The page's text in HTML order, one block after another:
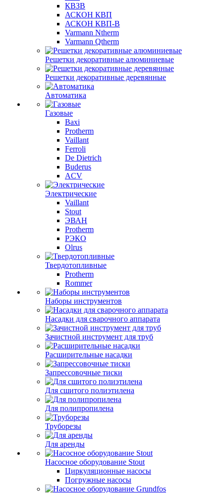
КВЗВ
АСКОН КВП
АСКОН КВП-В
Varmann Ntherm
Varmann Qtherm
Решетки декоративные алюминиевые
Решетки декоративные деревянные
Автоматика
Газовые
Baxi
Protherm
Vaillant
Ferroli
De Dietrich
Buderus
ACV
Электрические
Vaillant
Stout
ЭВАН
Protherm
РЭКО
Olrus
Твердотопливные
Protherm
Rommer
Наборы инструментов
Насадки для сварочного аппарата
Зачистной инструмент для труб
Расширительные насадки
Запрессовочные тиски
Для сшитого полиэтилена
Для полипропилена
Труборезы
Для аренды
Насосное оборудование Stout
Циркуляционные насосы
Погружные насосы